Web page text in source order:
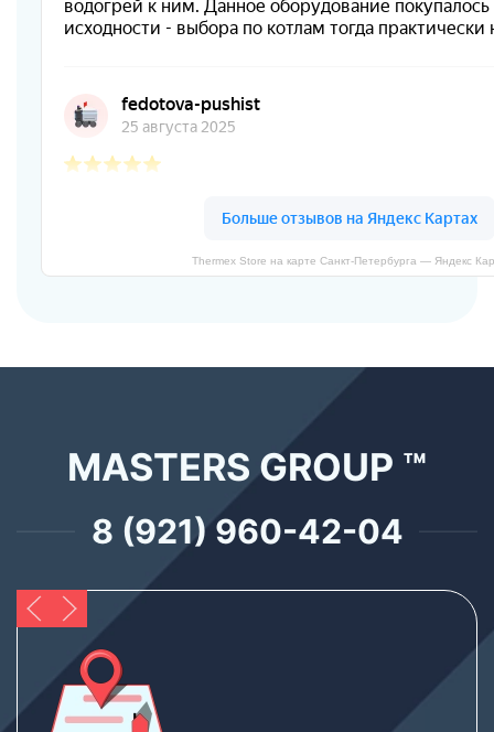
Thermex Store на карте Санкт‑Петербурга — Яндекс
MASTERS GROUP ™
8 (921) 960-42-04